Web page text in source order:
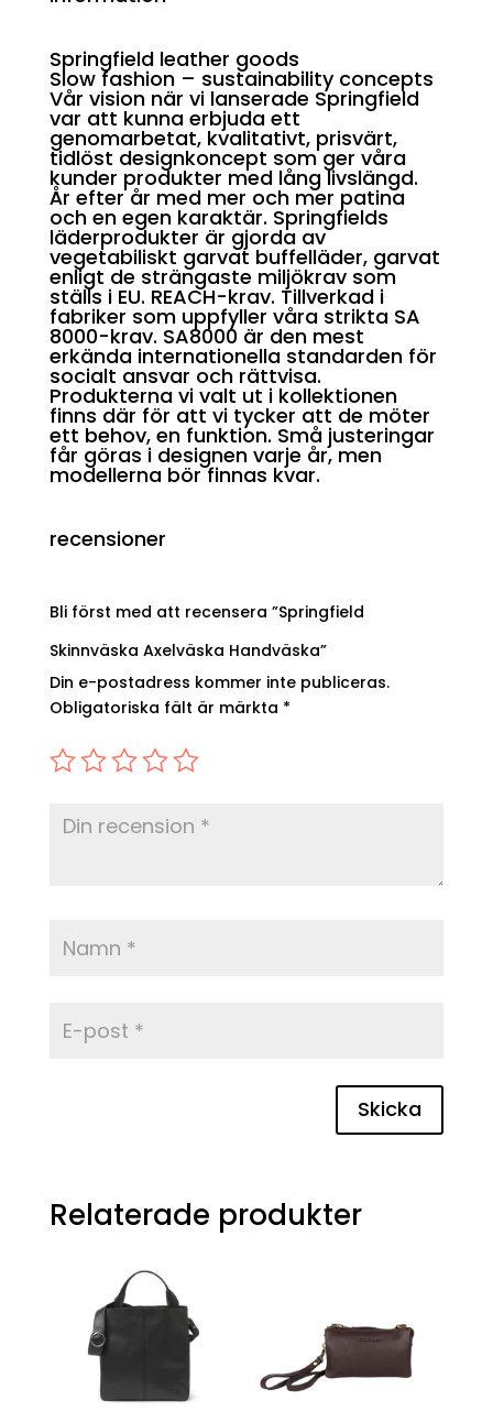
Springfield leather goods
Slow fashion – sustainability concepts
Vår vision när vi lanserade Springfield
var att kunna erbjuda ett
genomarbetat, kvalitativt, prisvärt,
tidlöst designkoncept som ger våra
kunder produkter med lång livslängd.
År efter år med mer och mer patina
och en egen karaktär. Springfields
läderprodukter är gjorda av
vegetabiliskt garvat buffelläder, garvat
enligt de strängaste miljökrav som
ställs i EU. REACH-krav. Tillverkad i
fabriker som uppfyller våra strikta SA
8000-krav. SA8000 är den mest
erkända internationella standarden för
socialt ansvar och rättvisa.
Produkterna vi valt ut i kollektionen
finns där för att vi tycker att de möter
ett behov, en funktion. Små justeringar
får göras i designen varje år, men
modellerna bör finnas kvar.
recensioner
Bli först med att recensera ”Springfield
Skinnväska Axelväska Handväska”
Din e-postadress kommer inte publiceras.
Obligatoriska fält är märkta *
Skicka
Relaterade produkter